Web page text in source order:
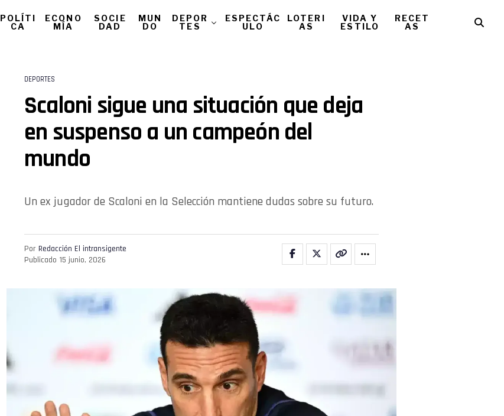
POLÍTI
CA
ECONO
MÍA
SOCIE
DAD
MUN
DO
DEPOR
TES
ESPECTÁC
ULO
LOTERI
AS
VIDA Y
ESTILO
RECET
AS
DEPORTES
Scaloni sigue una situación que deja
en suspenso a un campeón del
mundo
Un ex jugador de Scaloni en la Selección mantiene dudas sobre su futuro.
Por Redacción El intransigente
Publicado 15 junio, 2026